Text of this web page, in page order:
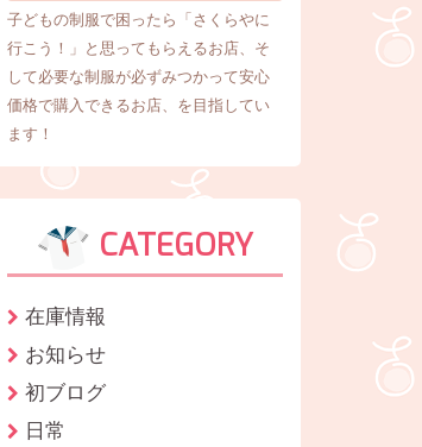
子どもの制服で困ったら「さくらやに
行こう！」と思ってもらえるお店、そ
して必要な制服が必ずみつかって安心
価格で購入できるお店、を目指してい
ます！
CATEGORY
在庫情報
お知らせ
初ブログ
日常